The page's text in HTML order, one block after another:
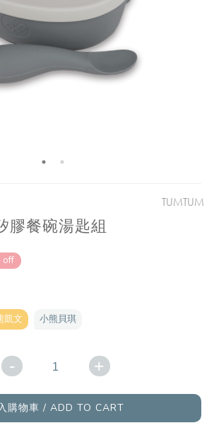
TUMTUM
膠餐碗湯匙組
off
凱文 小熊貝琪
- +
購物車 / ADD TO CART